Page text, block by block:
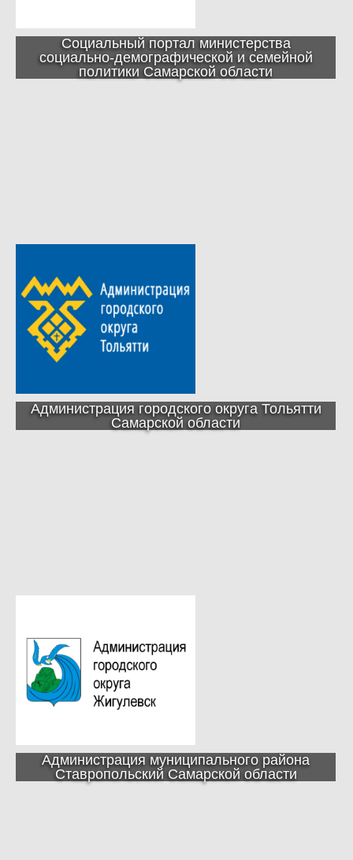
Социальный портал министерства
социально-демографической и семейной
политики Самарской области
Администрация городского округа Тольятти
Самарской области
Администрация муниципального района
Ставропольский Самарской области